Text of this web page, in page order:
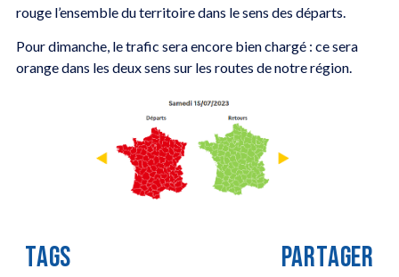
rouge l’ensemble du territoire dans le sens des départs.
Pour dimanche, le trafic sera encore bien chargé : ce sera
orange dans les deux sens sur les routes de notre région.
TAGS PARTAGER